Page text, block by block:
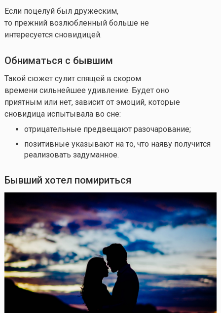
Если поцелуй был дружеским,
то прежний возлюбленный больше не
интересуется сновидицей.
Обниматься с бывшим
Такой сюжет сулит спящей в скором
времени сильнейшее удивление. Будет оно
приятным или нет, зависит от эмоций, которые
сновидица испытывала во сне:
отрицательные предвещают разочарование;
позитивные указывают на то, что наяву получится
реализовать задуманное.
Бывший хотел помириться